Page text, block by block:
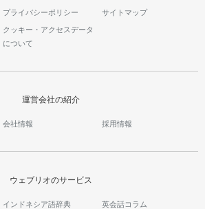
プライバシーポリシー サイトマップ
クッキー・アクセスデータ
について
運営会社の紹介
会社情報 採用情報
ウェブリオのサービス
インドネシア語辞典 英会話コラム